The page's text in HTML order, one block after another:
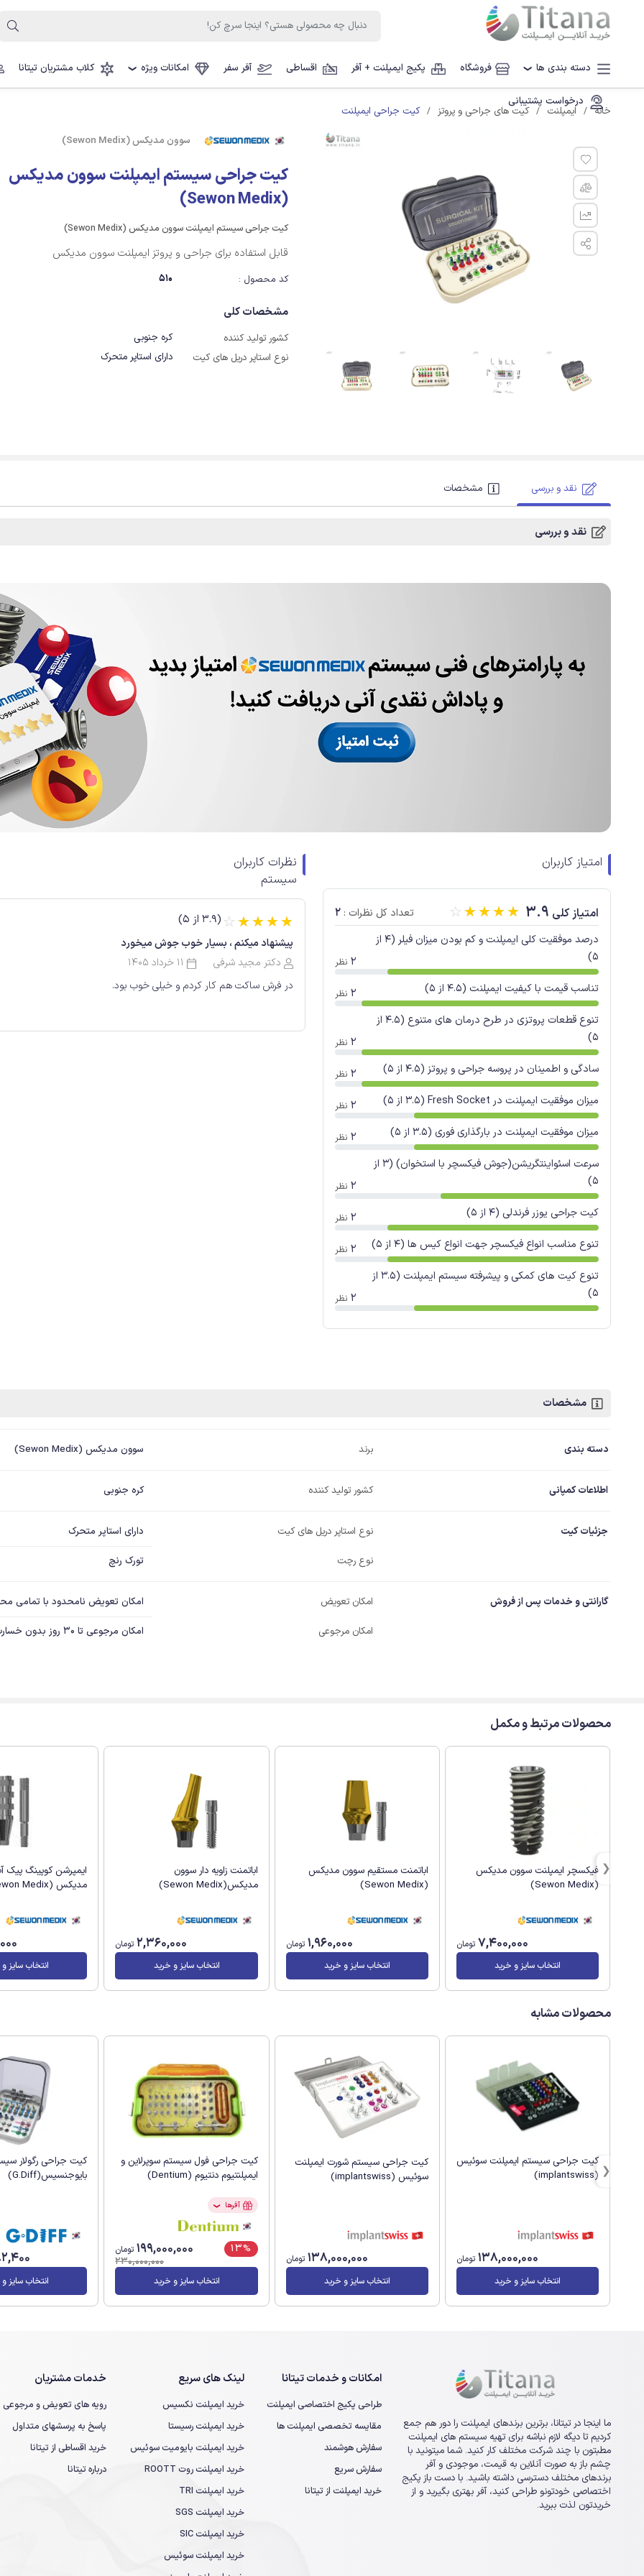
دسته بندی ها ❯ فروشگاه پکیج ایمپلنت + آفر اقساطی آفر سفر امکانات ویژه ❯ کلاب مشتریان تیتانا
درخواست پشتیبانی
خانه ایمپلنت کیت های جراحی و پروتز کیت جراحی ایمپلنت
سوون مدیکس (Sewon Medix)
کیت جراحی سیستم ایمپلنت سوون مدیکس
(Sewon Medix)
کیت جراحی سیستم ایمپلنت سوون مدیکس (Sewon Medix)
قابل استفاده برای جراحی و پروتز ایمپلنت سوون مدیکس
کد محصول : 510
مشخصات کلی
کشور تولید کننده
کره جنوبی
نوع استاپر دریل های کیت
دارای استاپر متحرک
نقد و بررسی مشخصات
نقد و بررسی
امتیاز کاربران
امتیاز کلی 3.9
☆☆☆☆☆ تعداد کل نظرات : 2
درصد موفقیت کلی ایمپلنت و کم بودن میزان فیلر (4 از
5)
2 نظر
تناسب قیمت با کیفیت ایمپلنت (4.5 از 5) 2 نظر
تنوع قطعات پروتزی در طرح درمان های متنوع (4.5 از
5)
2 نظر
سادگی و اطمینان در پروسه جراحی و پروتز (4.5 از 5) 2 نظر
میزان موفقیت ایمپلنت در Fresh Socket (3.5 از 5) 2 نظر
میزان موفقیت ایمپلنت در بارگذاری فوری (3.5 از 5) 2 نظر
سرعت اسئواینتگریشن(جوش فیکسچر با استخوان) (3 از
5)
2 نظر
کیت جراحی یوزر فرندلی (4 از 5) 2 نظر
تنوع مناسب انواع فیکسچر جهت انواع کیس ها (4 از 5) 2 نظر
تنوع کیت های کمکی و پیشرفته سیستم ایمپلنت (3.5 از
5)
2 نظر
نظرات کاربران
سیستم
(3.9 از 5) ☆☆☆☆☆
پیشنهاد میکنم ، بسیار خوب جوش میخورد
دکتر مجید شرفی
11 خرداد 1405
در فرش ساکت هم کار کردم و خیلی خوب بود.
مشخصات
دسته بندی برند سوون مدیکس (Sewon Medix)
اطلاعات کمپانی کشور تولید کننده کره جنوبی
جزئیات کیت نوع استاپر دریل های کیت دارای استاپر متحرک
نوع رچت تورک رنچ
گارانتی و خدمات پس از فروش امکان تعویض امکان تعویض نامحدود با تمامی
امکان مرجوعی امکان مرجوعی تا 30 روز بدون خسارت
محصولات مرتبط و مکمل
فیکسچر ایمپلنت سوون مدیکس
(Sewon Medix)
7,400,000 تومان
انتخاب سایز و خرید
اباتمنت مستقیم سوون مدیکس
(Sewon Medix)
1,960,000 تومان
انتخاب سایز و خرید
اباتمنت زاویه دار سوون
مدیکس(Sewon Medix)
2,360,000 تومان
انتخاب سایز و خرید
ایمپرشن کوپینگ پیک
مدیکس (Sewon Medix)
انتخاب سایز
محصولات مشابه
کیت جراحی سیستم ایمپلنت سوئیس
(implantswiss)
138,000,000 تومان
انتخاب سایز و خرید
کیت جراحی سیستم شورت ایمپلنت
سوئیس (implantswiss)
138,000,000 تومان
انتخاب سایز و خرید
کیت جراحی فول سیستم سوپرلاین و
ایمپلنتیوم دنتیوم (Dentium)
آفرها ❯
13%
199,000,000 تومان
230,000,000
انتخاب سایز و خرید
کیت جراحی رگولار
بایوجنسیس(G.Diff)
انتخاب سایز
ما اینجا در تیتانا، برترین برندهای ایمپلنت را دور هم جمع
کردیم تا دیگه لازم نباشه برای تهیه سیستم های ایمپلنت
مطبتون با چند شرکت مختلف کار کنید. شما میتونید با
چشم باز به صورت آنلاین به قیمت، موجودی و آفر
برندهای مختلف دسترسی داشته باشید. با دست باز پکیج
اختصاصی خودتونو طراحی کنید، آفر بهتری بگیرید و از
خریدتون لذت ببرید.
امکانات و خدمات تیتانا
طراحی پکیج اختصاصی ایمپلنت
مقایسه تخصصی ایمپلنت ها
سفارش هوشمند
سفارش سریع
خرید ایمپلنت از تیتانا
لینک های سریع
خرید ایمپلنت نکسیس
خرید ایمپلنت رسیستا
خرید ایمپلنت بایومیت سوئیس
خرید ایمپلنت روت ROOTT
خرید ایمپلنت TRI
خرید ایمپلنت SGS
خرید ایمپلنت SIC
خرید ایمپلنت سوئیس
خدمات مشتریان
رویه های تعویض و مرجوعی
پاسخ به پرسشهای متداول
خرید اقساطی از تیتانا
درباره تیتانا